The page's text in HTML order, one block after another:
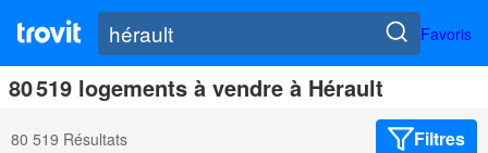
Favoris
80 519 logements à vendre à Hérault
80 519 Résultats Filtres